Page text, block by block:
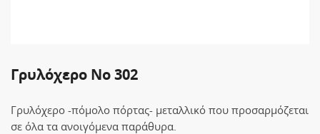
Γρυλόχερο Νο 302
Γρυλόχερο -πόμολο πόρτας- μεταλλικό που προσαρμόζεται
σε όλα τα ανοιγόμενα παράθυρα.